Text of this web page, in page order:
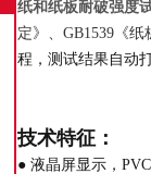
纸和纸板耐破强度
定》、GB1539《
程，测试结果自动
技术特征：
● 液晶屏显示，